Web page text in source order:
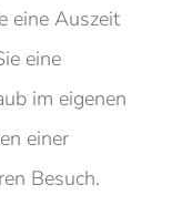
eine Auszeit
eine
im eigenen
einer
Besuch.